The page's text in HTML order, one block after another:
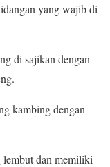
yang wajib di
di sajikan dengan
kambing dengan
lembut dan memiliki